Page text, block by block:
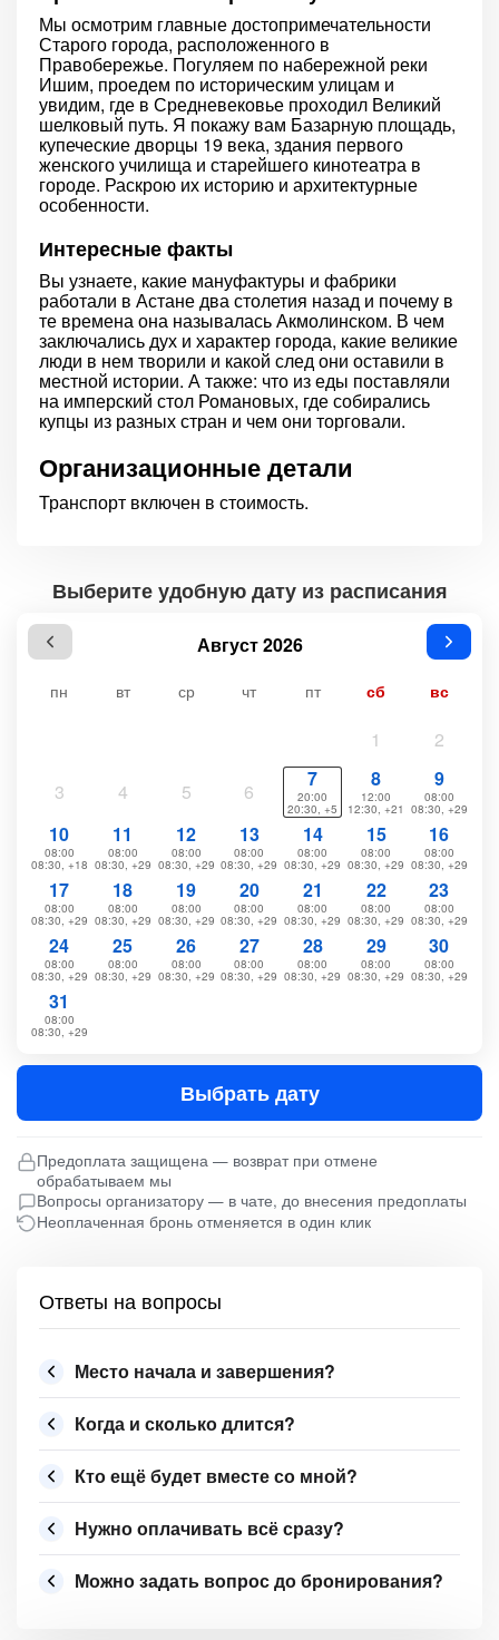
Мы осмотрим главные достопримечательности
Старого города, расположенного в
Правобережье. Погуляем по набережной реки
Ишим, проедем по историческим улицам и
увидим, где в Средневековье проходил Великий
шелковый путь. Я покажу вам Базарную площадь,
купеческие дворцы 19 века, здания первого
женского училища и старейшего кинотеатра в
городе. Раскрою их историю и архитектурные
особенности.
Интересные факты
Вы узнаете, какие мануфактуры и фабрики
работали в Астане два столетия назад и почему в
те времена она называлась Акмолинском. В чем
заключались дух и характер города, какие великие
люди в нем творили и какой след они оставили в
местной истории. А также: что из еды поставляли
на имперский стол Романовых, где собирались
купцы из разных стран и чем они торговали.
Организационные детали
Транспорт включен в стоимость.
Выберите удобную дату из расписания
Август 2026
пн вт ср чт пт сб вс
1 2
3 4 5 6
7
20:00
20:30, +5
8
12:00
12:30, +21
9
08:00
08:30, +29
10
08:00
08:30, +18
11
08:00
08:30, +29
12
08:00
08:30, +29
13
08:00
08:30, +29
14
08:00
08:30, +29
15
08:00
08:30, +29
16
08:00
08:30, +29
17
08:00
08:30, +29
18
08:00
08:30, +29
19
08:00
08:30, +29
20
08:00
08:30, +29
21
08:00
08:30, +29
22
08:00
08:30, +29
23
08:00
08:30, +29
24
08:00
08:30, +29
25
08:00
08:30, +29
26
08:00
08:30, +29
27
08:00
08:30, +29
28
08:00
08:30, +29
29
08:00
08:30, +29
30
08:00
08:30, +29
31
08:00
08:30, +29
Выбрать дату
Предоплата защищена — возврат при отмене
обрабатываем мы
Вопросы организатору — в чате, до внесения предоплаты
Неоплаченная бронь отменяется в один клик
Ответы на вопросы
Место начала и завершения?
Когда и сколько длится?
Кто ещё будет вместе со мной?
Нужно оплачивать всё сразу?
Можно задать вопрос до бронирования?